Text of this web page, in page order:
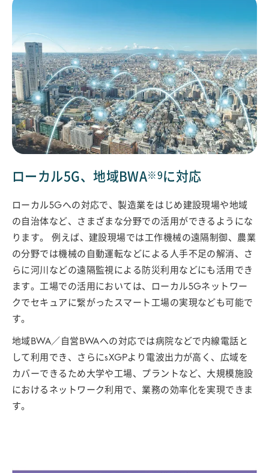
ローカル5G、地域BWA※9に対応
ローカル5Gへの対応で、製造業をはじめ建設現場や地域
の自治体など、さまざまな分野での活用ができるようにな
ります。 例えば、建設現場では工作機械の遠隔制御、農業
の分野では機械の自動運転などによる人手不足の解消、さ
らに河川などの遠隔監視による防災利用などにも活用でき
ます。工場での活用においては、ローカル5Gネットワー
クでセキュアに繋がったスマート工場の実現なども可能で
す。
地域BWA／自営BWAへの対応では病院などで内線電話と
して利用でき、さらにsXGPより電波出力が高く、広域を
カバーできるため大学や工場、プラントなど、大規模施設
におけるネットワーク利用で、業務の効率化を実現できま
す。